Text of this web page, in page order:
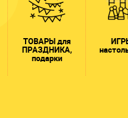
ТОВАРЫ для
ПРАЗДНИКА,
подарки